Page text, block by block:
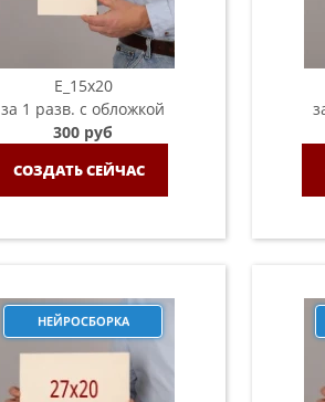
E_15х20
за 1 разв. с обложкой
300 руб
СОЗДАТЬ СЕЙЧАС
НЕЙРОСБОРКА